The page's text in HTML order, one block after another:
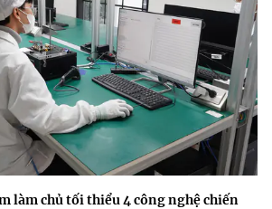
làm chủ tối thiểu 4 công nghệ chiến